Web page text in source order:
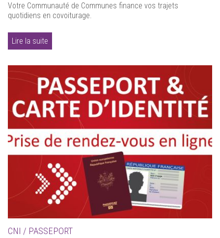
Votre Communauté de Communes finance vos trajets
quotidiens en covoiturage.
Lire la suite
CNI / PASSEPORT